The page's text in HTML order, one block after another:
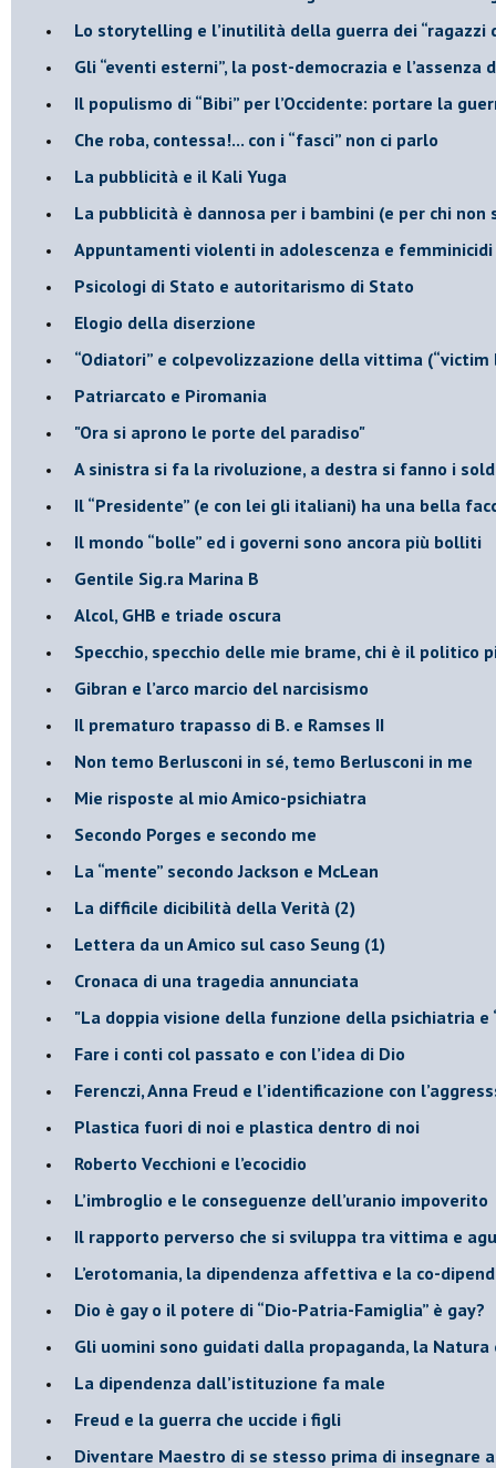
​Lo storytelling e l’inutilità della guerra dei “ragazzi
​Gli “eventi esterni”, la post-democrazia e
​Il populismo di “Bibi” per l’Occidente: portare la
​Che roba, contessa!... con i “fasci” non ci parlo
La pubblicità e il Kali Yuga
​La pubblicità è dannosa per i bambini (e per chi non
​Appuntamenti violenti in adolescenza e femminicidi
​Psicologi di Stato e autoritarismo di Stato
Elogio della diserzione
“Odiatori” e colpevolizzazione della vittima (“victim
​Patriarcato e Piromania
"Ora si aprono le porte del paradiso"
​A sinistra si fa la rivoluzione, a destra si fanno i
​Il “Presidente” (e con lei gli italiani) ha una bella
​Il mondo “bolle” ed i governi sono ancora più bolliti
​Gentile Sig.ra Marina B
​Alcol, GHB e triade oscura
​Specchio, specchio delle mie brame, chi è il politico
​Gibran e l’arco marcio del narcisismo
​Il prematuro trapasso di B. e Ramses II
​Non temo Berlusconi in sé, temo Berlusconi in me
​Mie risposte al mio Amico-psichiatra
​Secondo Porges e secondo me
​La “mente” secondo Jackson e McLean
La difficile dicibilità della Verità (2)
​Lettera da un Amico sul caso Seung (1)
​Cronaca di una tragedia annunciata
"​La doppia visione della funzione della psichiatria e
​Fare i conti col passato e con l’idea di Dio
​Ferenczi, Anna Freud e l’identificazione con
Plastica fuori di noi e plastica dentro di noi
​Roberto Vecchioni e l’ecocidio
​L’imbroglio e le conseguenze dell’uranio impoverito
​Il rapporto perverso che si sviluppa tra vittima e
L’erotomania, la dipendenza affettiva e la co-
​Dio è gay o il potere di “Dio-Patria-Famiglia” è gay?
​Gli uomini sono guidati dalla propaganda, la
La dipendenza dall’istituzione fa male
​Freud e la guerra che uccide i figli
​Diventare Maestro di se stesso prima di insegnare